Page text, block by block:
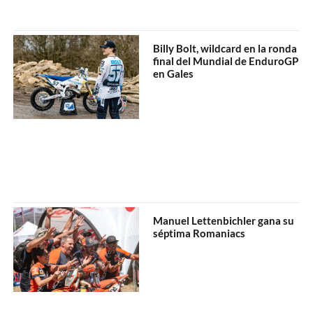
Billy Bolt, wildcard en la ronda
final del Mundial de EnduroGP
en Gales
Manuel Lettenbichler gana su
séptima Romaniacs